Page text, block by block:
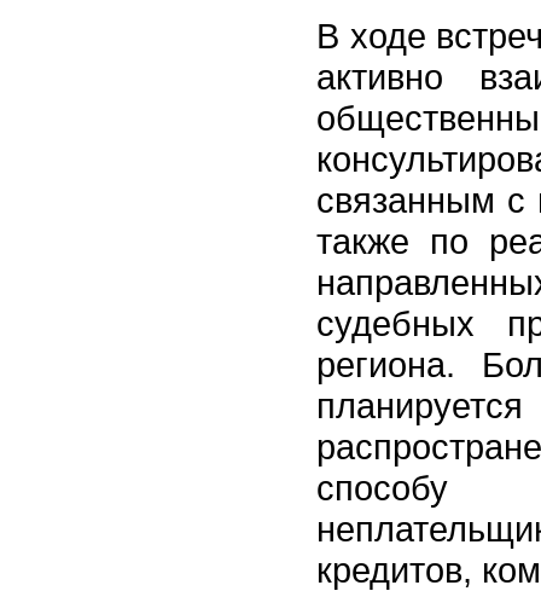
В ходе
активно
связанным с
также по
судебных
региона.
кредитов,